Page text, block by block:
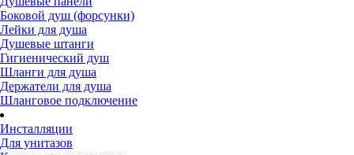
Боковой душ (форсунки)
Лейки для душа
Душевые штанги
Гигиенический душ
Шланги для душа
Держатели для душа
Шланговое подключение
Инсталляции
Для унитазов